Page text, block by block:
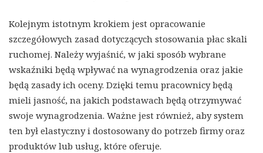
Kolejnym istotnym krokiem jest opracowanie
szczegółowych zasad dotyczących stosowania płac skali
ruchomej. Należy wyjaśnić, w jaki sposób wybrane
wskaźniki będą wpływać na wynagrodzenia oraz jakie
będą zasady ich oceny. Dzięki temu pracownicy będą
mieli jasność, na jakich podstawach będą otrzymywać
swoje wynagrodzenia. Ważne jest również, aby system
ten był elastyczny i dostosowany do potrzeb firmy oraz
produktów lub usług, które oferuje.